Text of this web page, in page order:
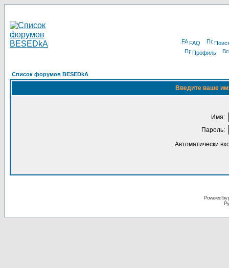
FAQ
Профиль
Список форумов BESEDkA
Введите ваше
Имя:
Пароль:
Автоматически
Powered by